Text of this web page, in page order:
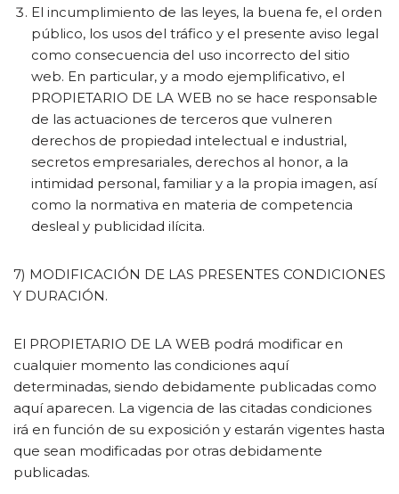
El incumplimiento de las leyes, la buena fe, el orden
público, los usos del tráfico y el presente aviso legal
como consecuencia del uso incorrecto del sitio
web. En particular, y a modo ejemplificativo, el
PROPIETARIO DE LA WEB no se hace responsable
de las actuaciones de terceros que vulneren
derechos de propiedad intelectual e industrial,
secretos empresariales, derechos al honor, a la
intimidad personal, familiar y a la propia imagen, así
como la normativa en materia de competencia
desleal y publicidad ilícita.
7) MODIFICACIÓN DE LAS PRESENTES CONDICIONES
Y DURACIÓN.
El PROPIETARIO DE LA WEB podrá modificar en
cualquier momento las condiciones aquí
determinadas, siendo debidamente publicadas como
aquí aparecen. La vigencia de las citadas condiciones
irá en función de su exposición y estarán vigentes hasta
que sean modificadas por otras debidamente
publicadas.